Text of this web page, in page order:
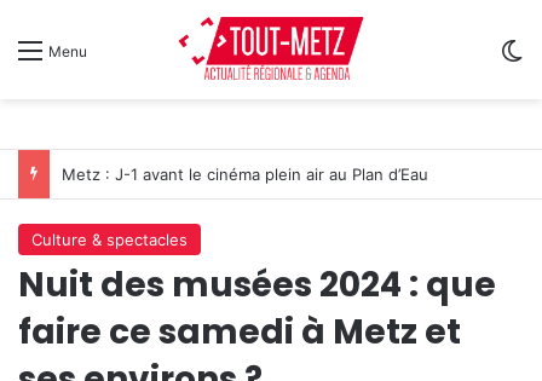
Menu
Metz : J-1 avant le cinéma plein air au Plan d’Eau
Culture & spectacles
Nuit des musées 2024 : que
faire ce samedi à Metz et